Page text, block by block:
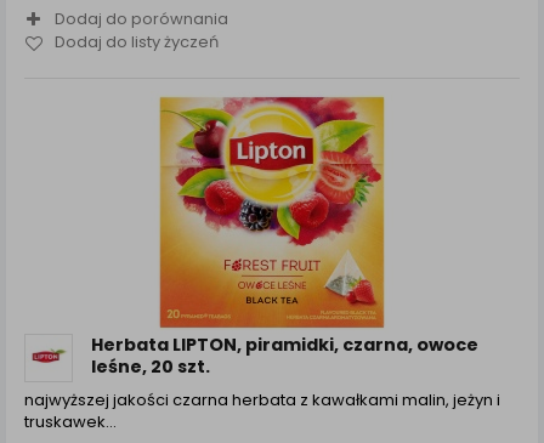
Dodaj do porównania
Dodaj do listy życzeń
Herbata LIPTON, piramidki, czarna, owoce
leśne, 20 szt.
najwyższej jakości czarna herbata z kawałkami malin, jeżyn i
truskawek…